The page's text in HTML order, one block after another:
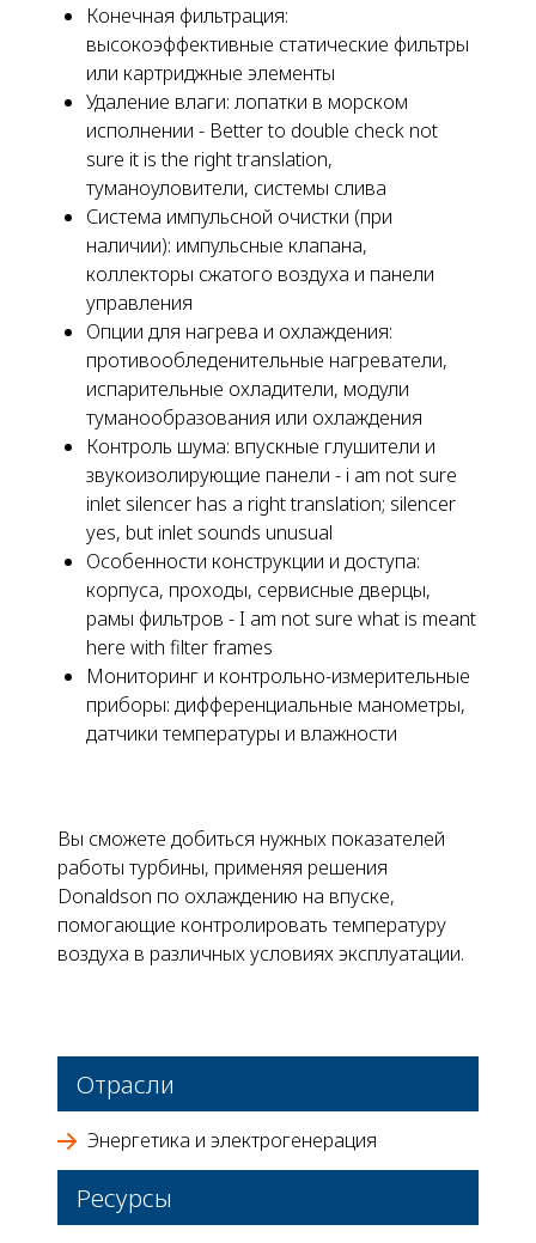
Конечная фильтрация:
высокоэффективные статические фильтры
или картриджные элементы
Удаление влаги: лопатки в морском
исполнении - Better to double check not
sure it is the right translation,
туманоуловители, системы слива
Система импульсной очистки (при
наличии): импульсные клапана,
коллекторы сжатого воздуха и панели
управления
Опции для нагрева и охлаждения:
противообледенительные нагреватели,
испарительные охладители, модули
туманообразования или охлаждения
Контроль шума: впускные глушители и
звукоизолирующие панели - i am not sure
inlet silencer has a right translation; silencer
yes, but inlet sounds unusual
Особенности конструкции и доступа:
корпуса, проходы, сервисные дверцы,
рамы фильтров - I am not sure what is meant
here with filter frames
Мониторинг и контрольно-измерительные
приборы: дифференциальные манометры,
датчики температуры и влажности
Вы сможете добиться нужных показателей
работы турбины, применяя решения
Donaldson по охлаждению на впуске,
помогающие контролировать температуру
воздуха в различных условиях эксплуатации.
Отрасли
Энергетика и электрогенерация
Ресурсы